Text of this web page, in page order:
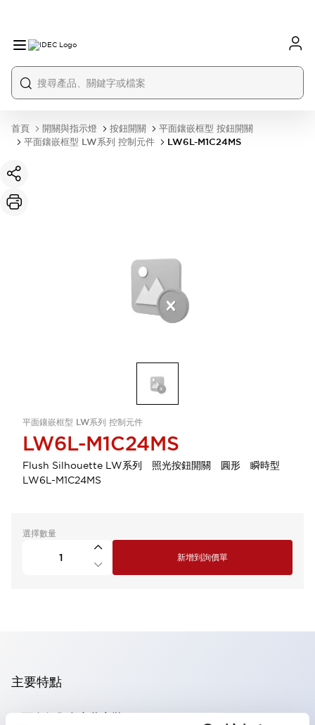
首頁 開關與指示燈 按鈕開關
平面鑲嵌框型 按鈕開關
平面鑲嵌框型 LW系列 控制元件
LW6L-M1C24MS
平面鑲嵌框型 LW系列 控制元件
LW6L-M1C24MS
Flush Silhouette LW系列 照光按鈕開關 圓形 瞬時型
LW6L-M1C24MS
選擇數量
新增到詢價單
主要特點
可進行集合密著安裝